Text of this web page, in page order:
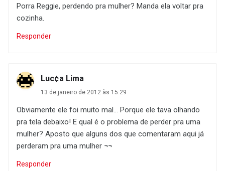
Porra Reggie, perdendo pra mulher? Manda ela voltar pra
cozinha.
Responder
Luc¢a Lima
13 de janeiro de 2012 às 15:29
Obviamente ele foi muito mal... Porque ele tava olhando
pra tela debaixo! E qual é o problema de perder pra uma
mulher? Aposto que alguns dos que comentaram aqui já
perderam pra uma mulher ¬¬
Responder